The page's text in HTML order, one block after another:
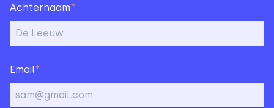
Achternaam*
Email*